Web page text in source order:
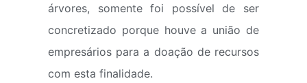
árvores, somente foi possível de ser
concretizado porque houve a união de
empresários para a doação de recursos
com esta finalidade.